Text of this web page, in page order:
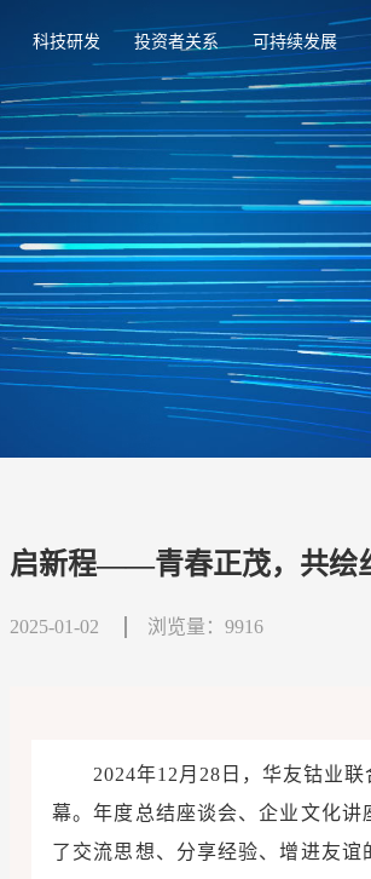
科技研发 投资者关系 可持续发展
启新程——青春正茂，共绘
2025-01-02 浏览量：9916
2024年12月28日，华友钴业
幕。年度总结座谈会、企业文化
了交流思想、分享经验、增进友